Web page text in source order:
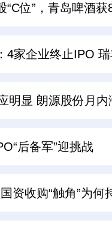
“C位”，青岛啤酒
4家企业终止IPO
明显 朗源股份月
后备军”迎挑战
资收购“触角”为何